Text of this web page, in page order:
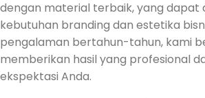
dengan material terbaik, yang dapat
kebutuhan branding dan estetika
pengalaman bertahun-tahun, kami
memberikan hasil yang profesional
ekspektasi Anda.